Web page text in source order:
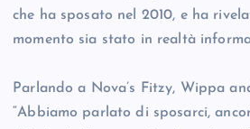
che ha sposato nel 2010, e ha
momento sia stato in realtà
Parlando a Nova’s Fitzy, Wippa
“Abbiamo parlato di sposarci,